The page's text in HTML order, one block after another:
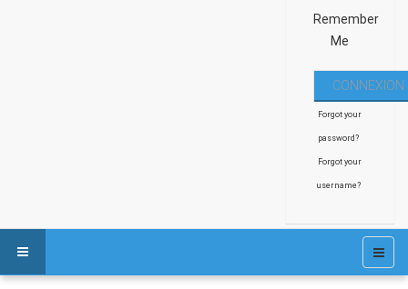
Remember
Me
Forgot your
password?
Forgot your
username?